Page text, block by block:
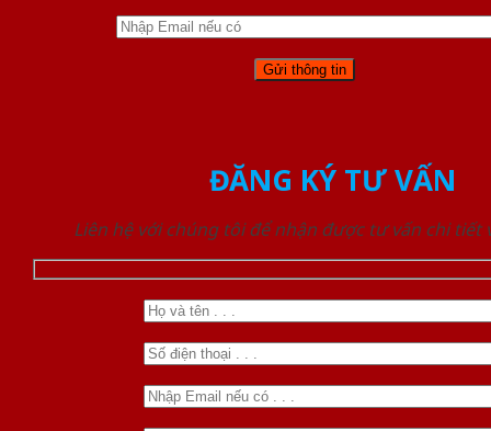
ĐĂNG KÝ TƯ VẤN
Liên hệ với chúng tôi để nhận được tư vấn chi tiết